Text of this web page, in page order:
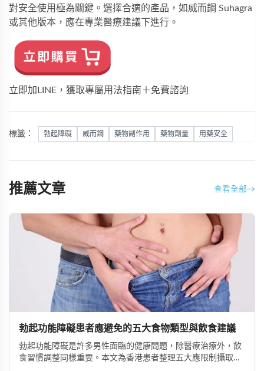
對安全使用極為關鍵。選擇合適的產品，如威而鋼 Suhagra
或其他版本，應在專業醫療建議下進行。
立即加LINE，獲取專屬用法指南＋免費諮詢
標籤： 勃起障礙 威而鋼 藥物副作用 藥物劑量 用藥安全
推薦文章 查看全部→
勃起功能障礙患者應避免的五大食物類型與飲食建議
勃起功能障礙是許多男性面臨的健康問題，除醫療治療外，飲
食習慣調整同樣重要。本文為香港患者整理五大應限制攝取的